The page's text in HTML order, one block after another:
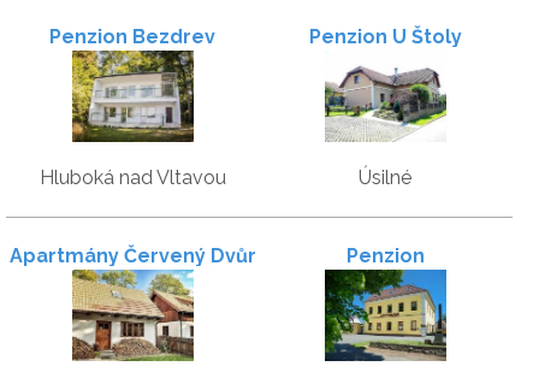
Penzion Bezdrev
Hluboká nad Vltavou
Penzion U Štoly
Úsilné
Apartmány Červený Dvůr Penzion